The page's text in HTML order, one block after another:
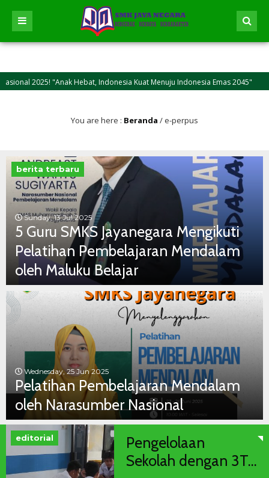
Hebat, Indonesia Kuat Menuju Indonesia Emas 2045"
1 tahun
kasih sayang dan keikhlasan berkurban bisa jadi inspirasi bagi kita
You are here : Beranda /e-perpus
berita terbaru
Sunday, 13 Jul 2025
5 Guru SMKS Jayanegara Mengikuti
Pelatihan Pembelajaran Mendalam
oleh Maluku Belajar
Wednesday, 25 Jun 2025
Pelatihan Pembelajaran Mendalam
oleh Narasumber Nasional
editorial
Pengelolaan
Sekolah dengan 3T...